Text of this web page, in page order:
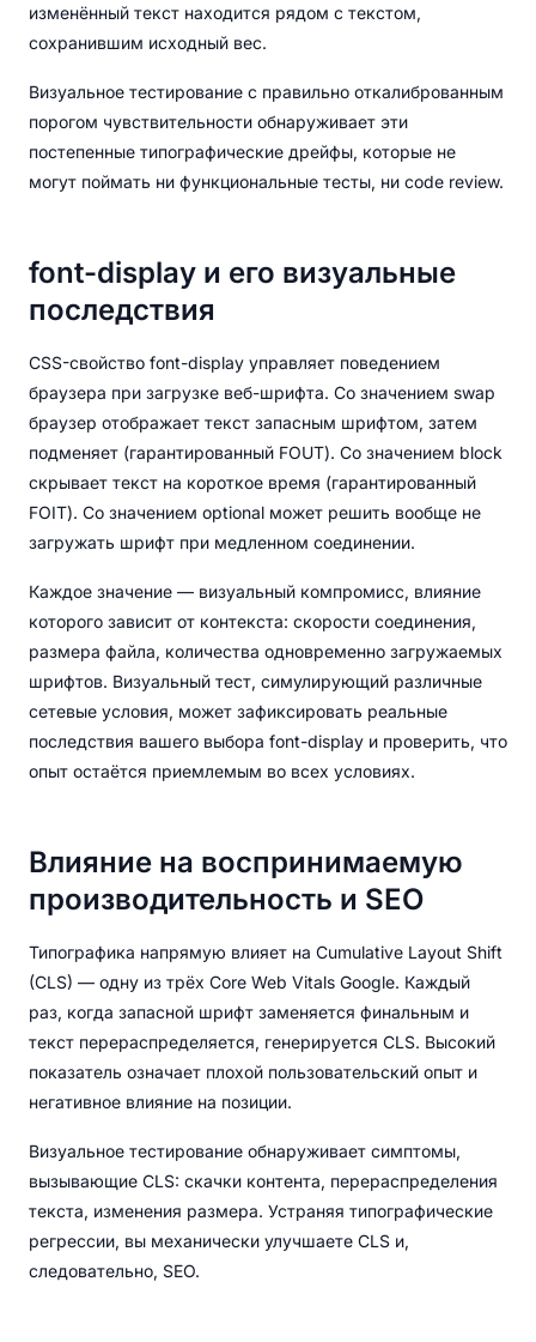
изменённый текст находится рядом с текстом,
сохранившим исходный вес.
Визуальное тестирование с правильно откалиброванным
порогом чувствительности обнаруживает эти
постепенные типографические дрейфы, которые не
могут поймать ни функциональные тесты, ни code review.
font-display и его визуальные
последствия
CSS-свойство font-display управляет поведением
браузера при загрузке веб-шрифта. Со значением swap
браузер отображает текст запасным шрифтом, затем
подменяет (гарантированный FOUT). Со значением block
скрывает текст на короткое время (гарантированный
FOIT). Со значением optional может решить вообще не
загружать шрифт при медленном соединении.
Каждое значение — визуальный компромисс, влияние
которого зависит от контекста: скорости соединения,
размера файла, количества одновременно загружаемых
шрифтов. Визуальный тест, симулирующий различные
сетевые условия, может зафиксировать реальные
последствия вашего выбора font-display и проверить, что
опыт остаётся приемлемым во всех условиях.
Влияние на воспринимаемую
производительность и SEO
Типографика напрямую влияет на Cumulative Layout Shift
(CLS) — одну из трёх Core Web Vitals Google. Каждый
раз, когда запасной шрифт заменяется финальным и
текст перераспределяется, генерируется CLS. Высокий
показатель означает плохой пользовательский опыт и
негативное влияние на позиции.
Визуальное тестирование обнаруживает симптомы,
вызывающие CLS: скачки контента, перераспределения
текста, изменения размера. Устраняя типографические
регрессии, вы механически улучшаете CLS и,
следовательно, SEO.